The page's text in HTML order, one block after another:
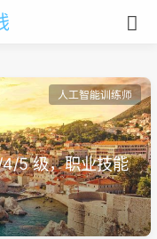
人工智能训练师
5 级，职业技能